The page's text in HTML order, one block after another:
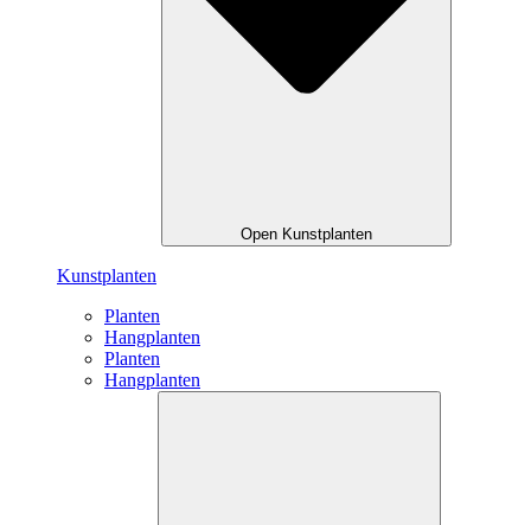
Open Kunstplanten
Kunstplanten
Planten
Hangplanten
Planten
Hangplanten